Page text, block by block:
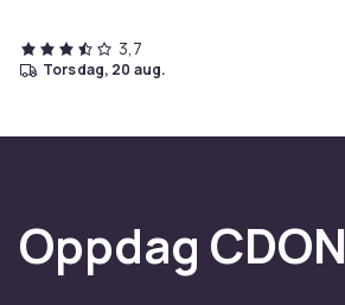
3,7
torsdag, 20 aug.
Oppdag CDON